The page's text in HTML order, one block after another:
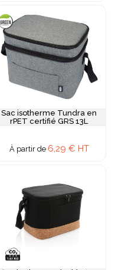
Sac isotherme Tundra en
rPET certifié GRS 13L
À partir de 6,29 € HT